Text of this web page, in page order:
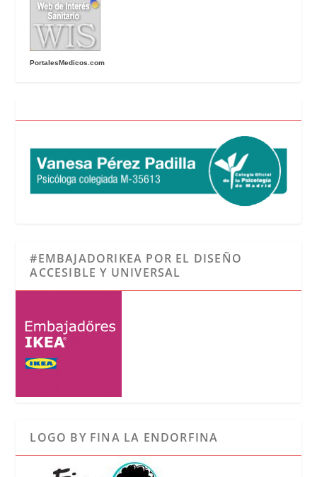
PortalesMedicos.com
#EMBAJADORIKEA POR EL DISEÑO
ACCESIBLE Y UNIVERSAL
LOGO BY FINA LA ENDORFINA